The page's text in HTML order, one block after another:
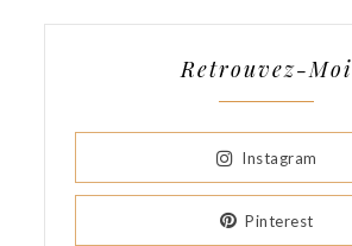
Retrouvez-Moi
Instagram
Pinterest